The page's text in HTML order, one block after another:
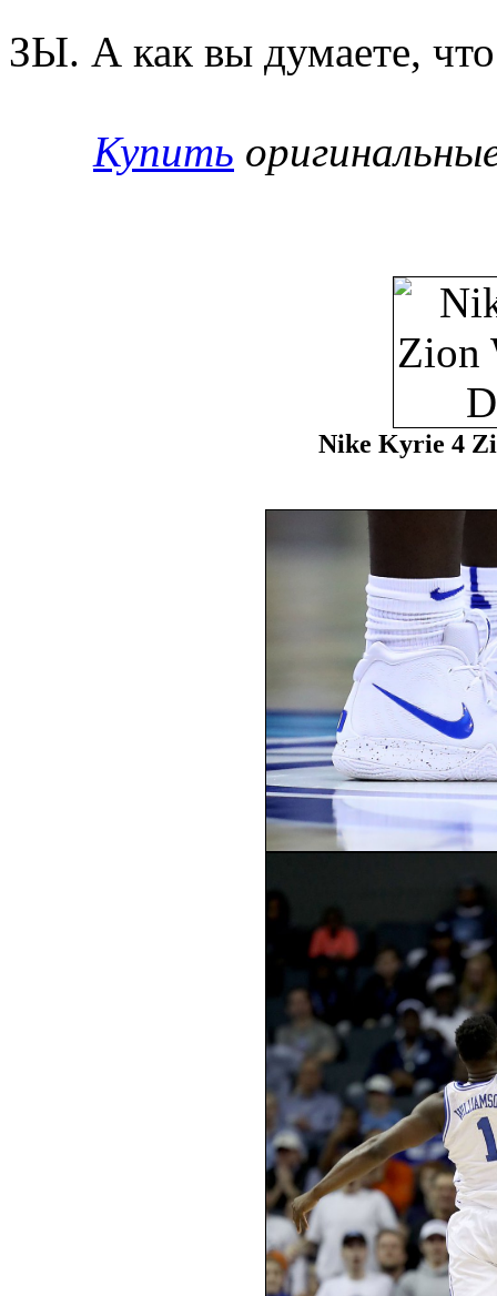
ЗЫ. А как вы думаете,
Купить
Nike Kyrie 4